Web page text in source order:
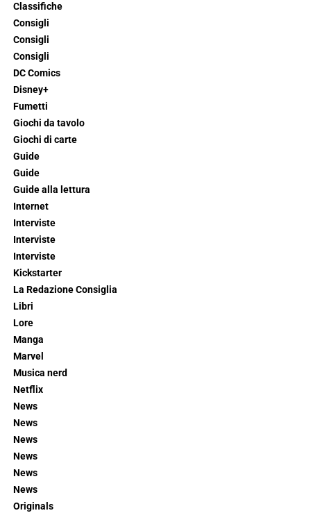
Classifiche
Consigli
Consigli
Consigli
DC Comics
Disney+
Fumetti
Giochi da tavolo
Giochi di carte
Guide
Guide
Guide alla lettura
Internet
Interviste
Interviste
Interviste
Kickstarter
La Redazione Consiglia
Libri
Lore
Manga
Marvel
Musica nerd
Netflix
News
News
News
News
News
News
Originals